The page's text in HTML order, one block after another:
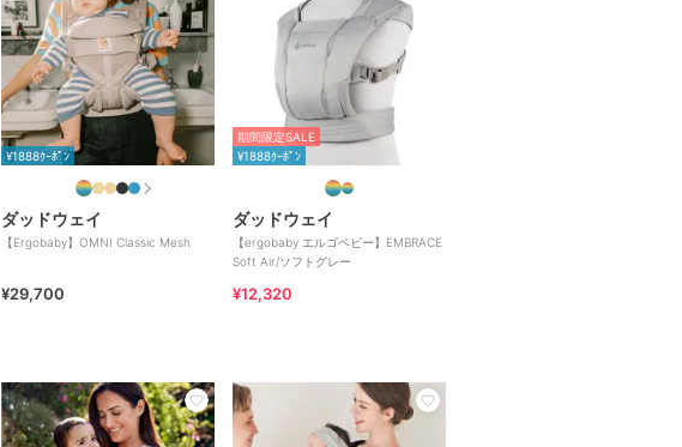
¥1888ｸｰﾎﾟﾝ
ダッドウェイ
【Ergobaby】OMNI Classic Mesh
¥29,700
期間限定SALE
¥1888ｸｰﾎﾟﾝ
ダッドウェイ
【ergobaby エルゴベビー】EMBRACE
Soft Air/ソフトグレー
¥12,320